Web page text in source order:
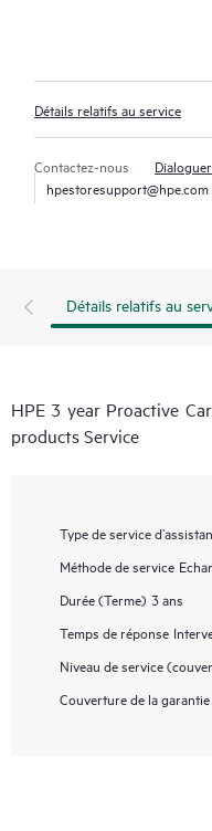
Détails relatifs au service
Contactez-nous
hpestoresupport@hpe.com
Détails relatifs au
HPE 3 year Proactive
products Service
Type de service
Méthode de service
Durée (Terme) 3 ans
Temps de réponse
Niveau de service
Couverture de la garantie